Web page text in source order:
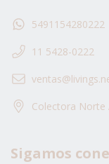
5491154280222
11 5428-0222
Colectora Norte
Sigamos